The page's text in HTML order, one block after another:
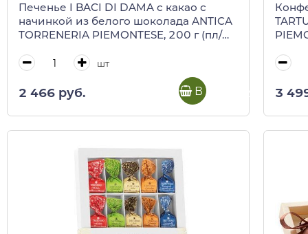
Печенье I BACI DI DAMA с какао с
начинкой из белого шоколада ANTICA
TORRENERIA PIEMONTESE, 200 г (пл/
шт
2 466 руб. В корзину 3